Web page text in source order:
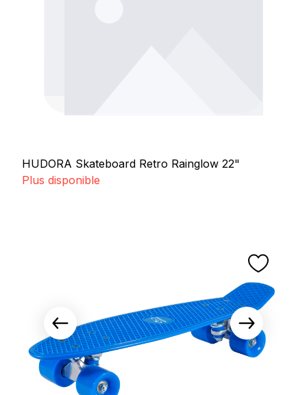
HUDORA Skateboard Retro Rainglow 22"
Plus disponible